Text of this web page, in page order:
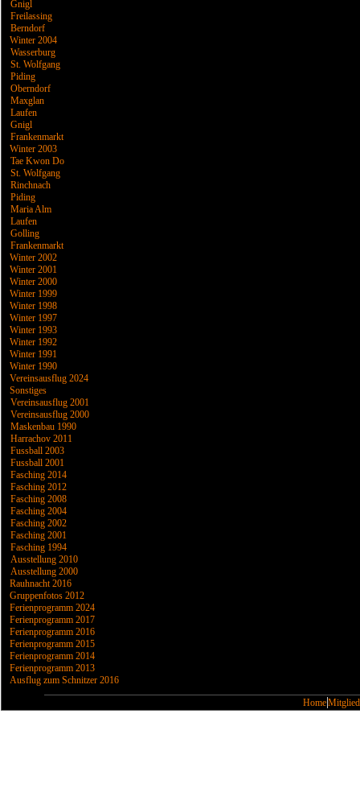
Gnigl
Freilassing
Berndorf
Winter 2004
Wasserburg
St. Wolfgang
Piding
Oberndorf
Maxglan
Laufen
Gnigl
Frankenmarkt
Winter 2003
Tae Kwon Do
St. Wolfgang
Rinchnach
Piding
Maria Alm
Laufen
Golling
Frankenmarkt
Winter 2002
Winter 2001
Winter 2000
Winter 1999
Winter 1998
Winter 1997
Winter 1993
Winter 1992
Winter 1991
Winter 1990
Vereinsausflug 2024
Sonstiges
Vereinsausflug 2001
Vereinsausflug 2000
Maskenbau 1990
Harrachov 2011
Fussball 2003
Fussball 2001
Fasching 2014
Fasching 2012
Fasching 2008
Fasching 2004
Fasching 2002
Fasching 2001
Fasching 1994
Ausstellung 2010
Ausstellung 2000
Rauhnacht 2016
Gruppenfotos 2012
Ferienprogramm 2024
Ferienprogramm 2017
Ferienprogramm 2016
Ferienprogramm 2015
Ferienprogramm 2014
Ferienprogramm 2013
Ausflug zum Schnitzer 2016
Home